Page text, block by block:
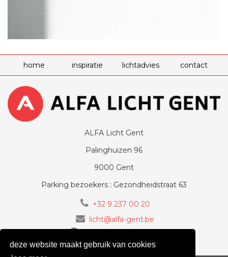
deze website maakt gebruik van cookies
home inspiratie lichtadvies contact
ALFA Licht Gent
Palinghuizen 96
9000 Gent
Parking bezoekers : Gezondheidstraat 63
+32 9 237 00 20
licht@alfa-gent.be